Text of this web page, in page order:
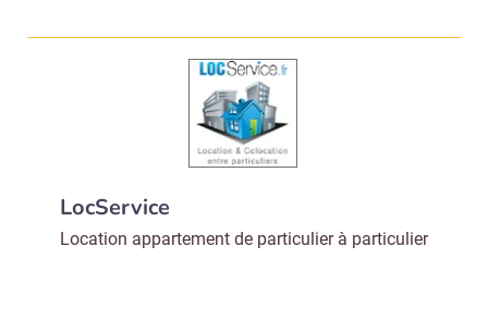
LocService
Location appartement de particulier à particulier